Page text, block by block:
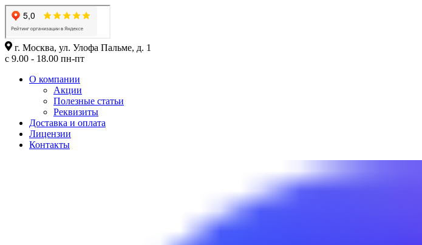
г. Москва, ул. Улофа Пальме, д. 1
с 9.00 - 18.00 пн-пт
О компании
Акции
Полезные статьи
Реквизиты
Доставка и оплата
Лицензии
Контакты